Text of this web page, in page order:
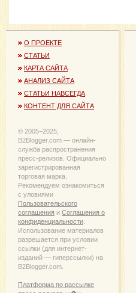
О ПРОЕКТЕ
СТАТЬИ
КАРТА САЙТА
АНАЛИЗ САЙТА
СТАТЬИ НАВСЕГДА
КОНТЕНТ ДЛЯ САЙТА
© 2005−2025,
B2Blogger.com — онлайн-
служба распространения
пресс-релизов. Официально
зарегистрированная
торговая марка.
Рекомендуем ознакомиться
с уловиями
Пользовательского
соглашения и Соглашения о
конфиденциальности
Использование материалов
разрешается при условии
ссылки (для интернет-
изданий — гиперссылки) на
B2Blogger.com.
Платформа по рассылке